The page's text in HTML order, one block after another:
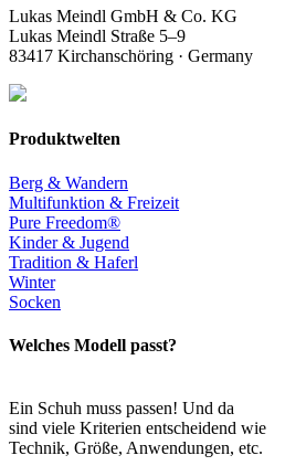
Lukas Meindl GmbH & Co. KG
Lukas Meindl Straße 5–9
83417 Kirchanschöring · Germany
Produktwelten
Berg & Wandern
Multifunktion & Freizeit
Pure Freedom®
Kinder & Jugend
Tradition & Haferl
Winter
Socken
Welches Modell passt?
Ein Schuh muss passen! Und da
sind viele Kriterien entscheidend wie
Technik, Größe, Anwendungen, etc.